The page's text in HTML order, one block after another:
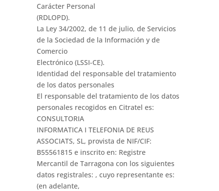
Carácter Personal
(RDLOPD).
La Ley 34/2002, de 11 de julio, de Servicios
de la Sociedad de la Información y de
Comercio
Electrónico (LSSI-CE).
Identidad del responsable del tratamiento
de los datos personales
El responsable del tratamiento de los datos
personales recogidos en Citratel es:
CONSULTORIA
INFORMATICA I TELEFONIA DE REUS
ASSOCIATS, SL, provista de NIF/CIF:
B55561815 e inscrito en: Registre
Mercantil de Tarragona con los siguientes
datos registrales: , cuyo representante es:
(en adelante,